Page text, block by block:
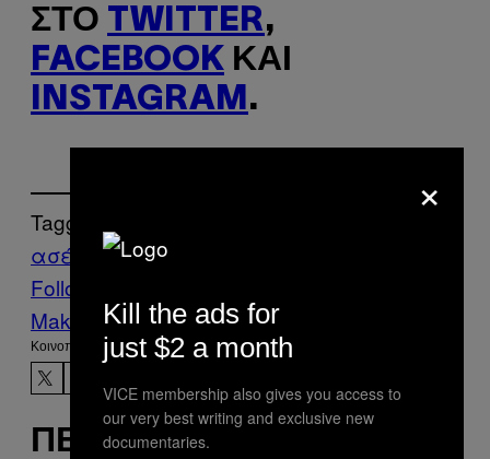
ΣΤΟ TWITTER,
FACEBOOK ΚΑΙ
INSTAGRAM .
Tagged:
ασέλγεια Ελλάδα
Follow Us On Discover
Make Us Preferred In Top Stories
Kοινοποίηση
ΠΕΡΙΣΣΌΤΕΡΑ ΣΑΝ ΑΥΤΌ
×
Kill the ads for
just $2 a month
VICE membership also gives you access to
our very best writing and exclusive new
documentaries.